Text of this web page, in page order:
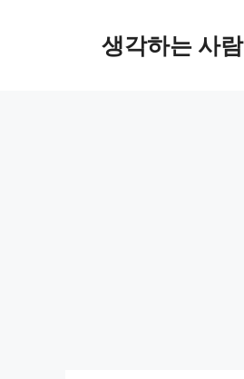
생각하는 사람